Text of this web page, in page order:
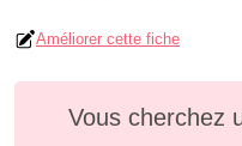
Améliorer cette fiche
Vous cherchez